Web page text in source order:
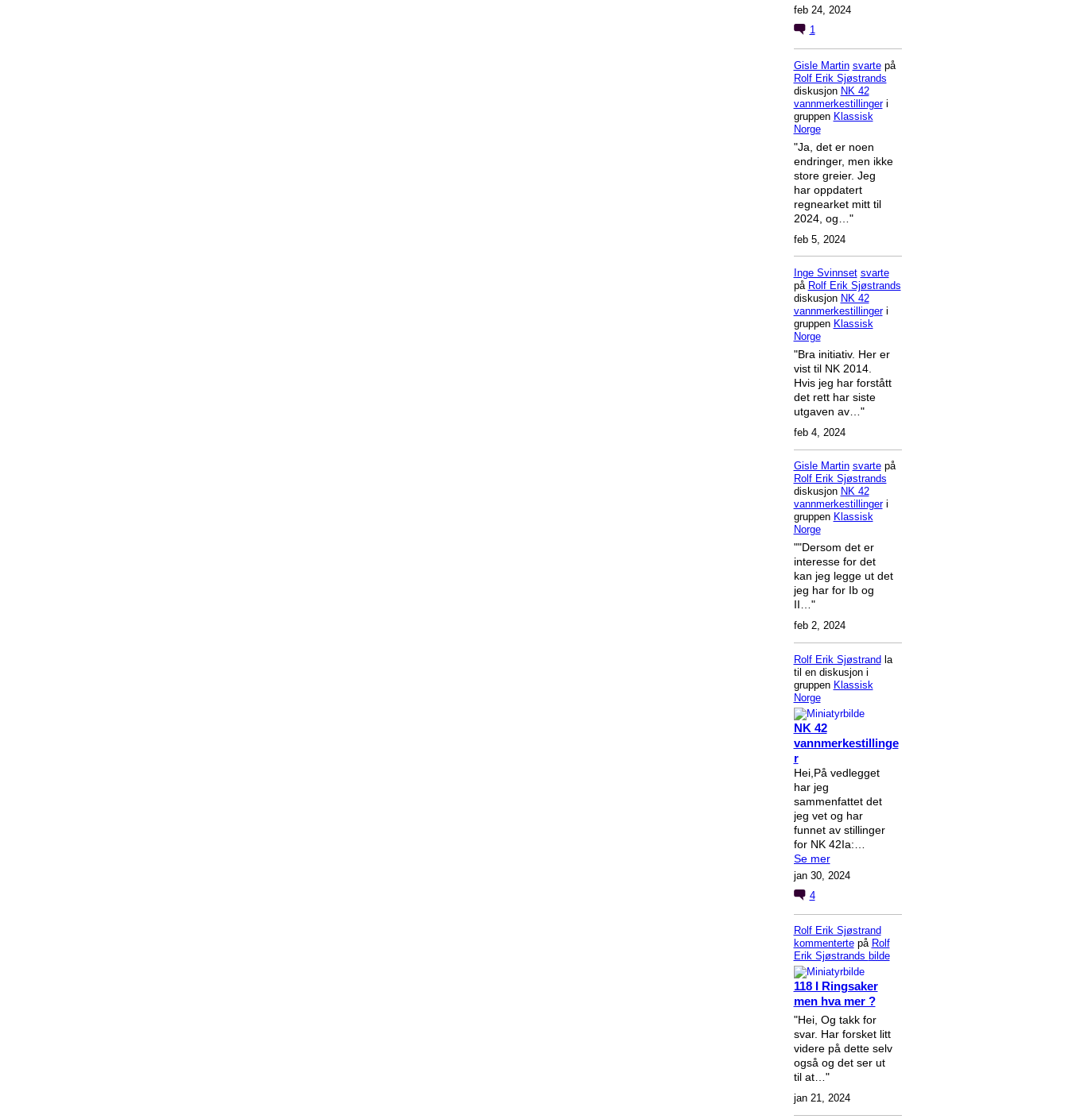
feb 24, 2024
1
Gisle Martin svartepå
Rolf Erik Sjøstrands
diskusjon NK 42
vannmerkestillingeri
gruppen Klassisk
Norge
"Ja, det er noen
endringer, men ikke
store greier. Jeg
har oppdatert
regnearket mitt til
2024, og…"
feb 5, 2024
Inge Svinnset svarte
på Rolf Erik Sjøstrands
diskusjon NK 42
vannmerkestillingeri
gruppen Klassisk
Norge
"Bra initiativ. Her er
vist til NK 2014.
Hvis jeg har forstått
det rett har siste
utgaven av…"
feb 4, 2024
Gisle Martin svartepå
Rolf Erik Sjøstrands
diskusjon NK 42
vannmerkestillingeri
gruppen Klassisk
Norge
""Dersom det er
interesse for det
kan jeg legge ut det
jeg har for Ib og
II…"
feb 2, 2024
Rolf Erik Sjøstrand la
til en diskusjon i
gruppen Klassisk
Norge
NK 42
vannmerkestillinge
r
Hei,På vedlegget
har jeg
sammenfattet det
jeg vet og har
funnet av stillinger
for NK 42Ia:…
Se mer
jan 30, 2024
4
Rolf Erik Sjøstrand
kommentertepå Rolf
Erik Sjøstrands bilde
118 I Ringsaker
men hva mer ?
"Hei, Og takk for
svar. Har forsket litt
videre på dette selv
også og det ser ut
til at…"
jan 21, 2024